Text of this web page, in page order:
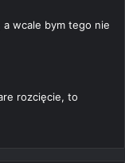
wcale bym tego nie
rozcięcie, to